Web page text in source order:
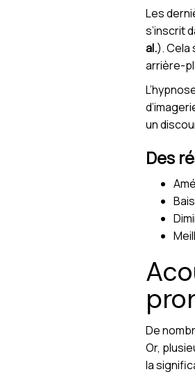
Les
s’inscrit
al.). Cela
arrière-
un
Des
De
Or,
la